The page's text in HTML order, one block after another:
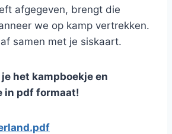
afgegeven, brengt die
we op kamp vertrekken.
samen met je siskaart.
het kampboekje en
in pdf formaat!